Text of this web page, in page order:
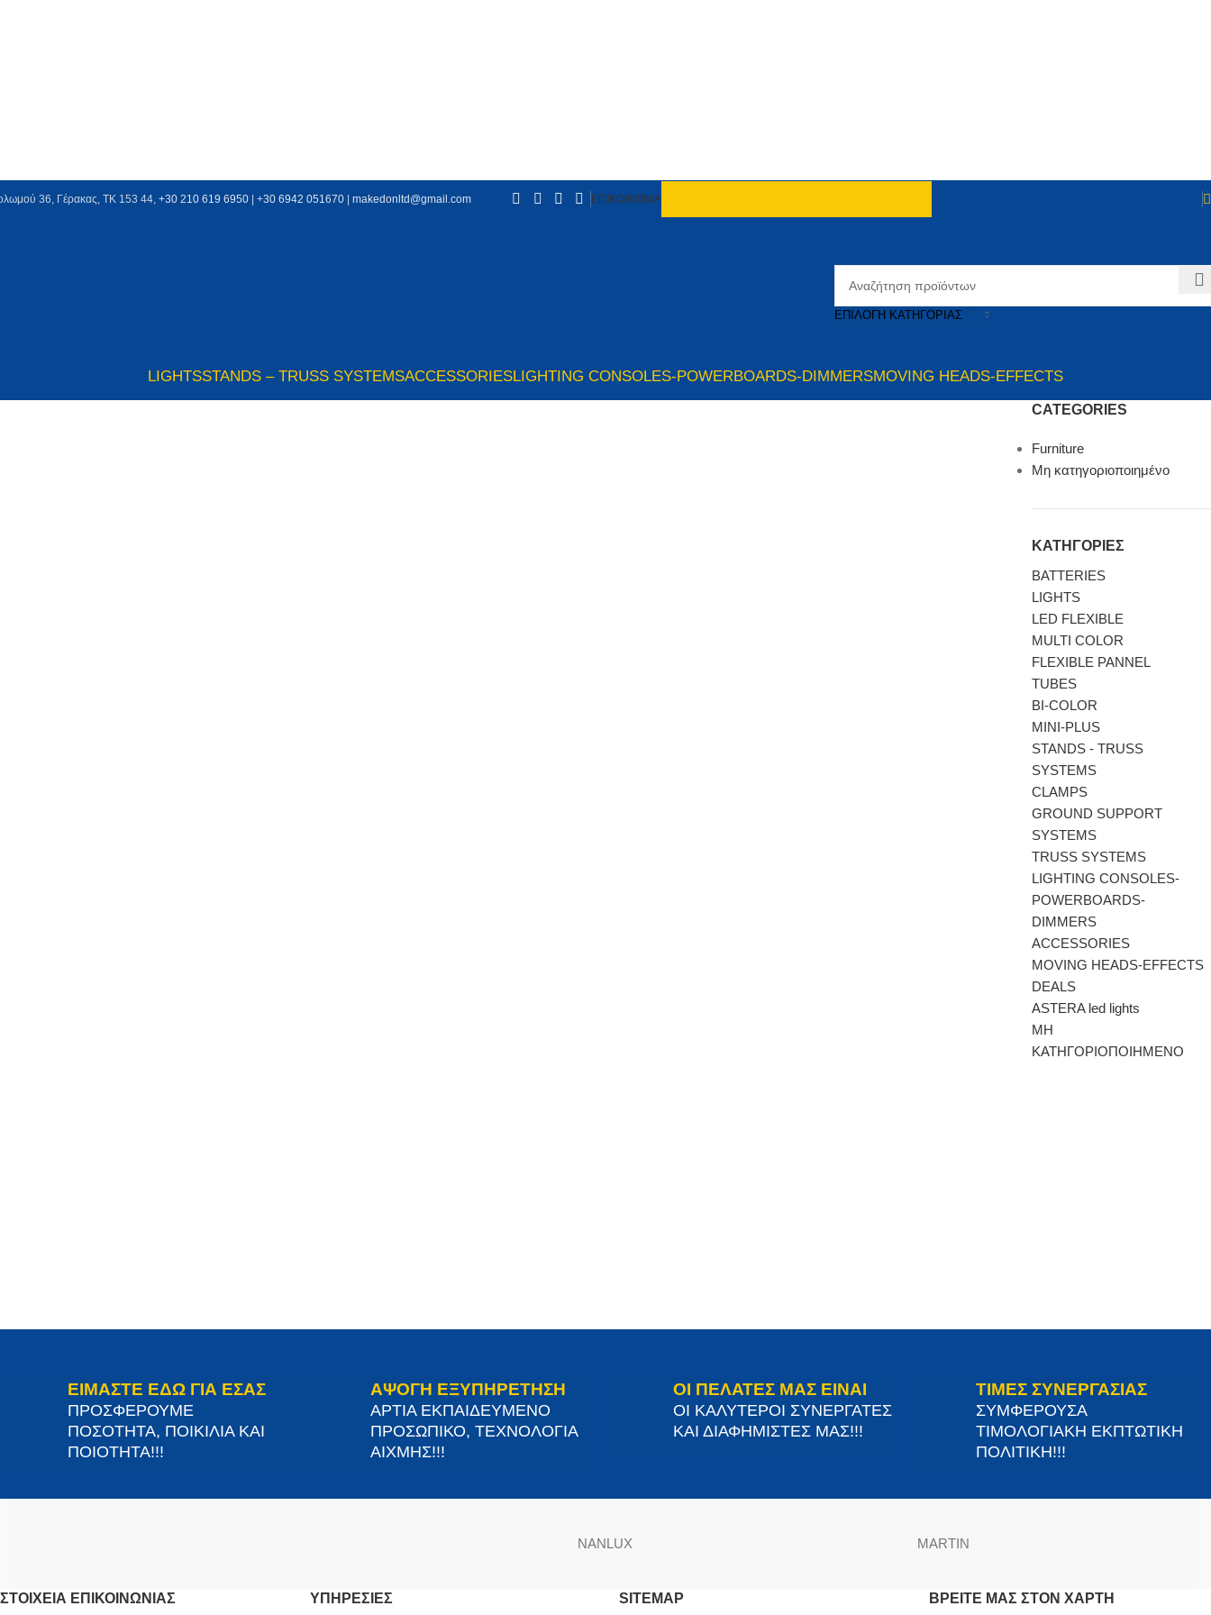
36, Γέρακας, ΤΚ 153 44, +30 210 619 6950 | +30 6942 051670 makedonltd@gmail.com ΕΠΙΚΟΙΝΩΝΙΑ
ΕΠΙΛΟΓΉ ΚΑΤΗΓΟΡΊΑΣ
LIGHTSSTANDS – TRUSS SYSTEMSACCESSORIESLIGHTING CONSOLES-POWERBOARDS-DIMMERSMOVING HEADS-EFFECTS
CATEGORIES
Furniture
Μη κατηγοριοποιημένο
ΚΑΤΗΓΟΡΙΕΣ
BATTERIES
LIGHTS
LED FLEXIBLE
MULTI COLOR
FLEXIBLE PANNEL
TUBES
BI-COLΟR
MINI-PLUS
STANDS - TRUSS
SYSTEMS
CLAMPS
GROUND SUPPORT
SYSTEMS
TRUSS SYSTEMS
LIGHTING CONSOLES-
POWERBOARDS-
DIMMERS
ACCESSORIES
MOVING HEADS-EFFECTS
DEALS
ASTERA led lights
ΜΗ
ΚΑΤΗΓΟΡΙΟΠΟΙΗΜΕΝΟ
ΕΙΜΑΣΤΕ ΕΔΩ ΓΙΑ ΕΣΑΣ
ΠΡΟΣΦΕΡΟΥΜΕ
ΠΟΣΟΤΗΤΑ, ΠΟΙΚΙΛΙΑ ΚΑΙ
ΠΟΙΟΤΗΤΑ!!!
ΑΨΟΓΗ ΕΞΥΠΗΡΕΤΗΣΗ
ΑΡΤΙΑ ΕΚΠΑΙΔΕΥΜΕΝΟ
ΠΡΟΣΩΠΙΚΟ, ΤΕΧΝΟΛΟΓΙΑ
ΑΙΧΜΗΣ!!!
ΟΙ ΠΕΛΑΤΕΣ ΜΑΣ ΕΙΝΑΙ
ΟΙ ΚΑΛΥΤΕΡΟΙ ΣΥΝΕΡΓΑΤΕΣ
ΚΑΙ ΔΙΑΦΗΜΙΣΤΕΣ ΜΑΣ!!!
ΤΙΜΕΣ ΣΥΝΕΡΓΑΣΙΑΣ
ΣΥΜΦΕΡΟΥΣΑ
ΤΙΜΟΛΟΓΙΑΚΗ ΕΚΠΤΩΤΙΚΗ
ΠΟΛΙΤΙΚΗ!!!
NANLUX MARTIN
ΣΤΟΙΧΕΊΑ ΕΠΙΚΟΙΝΩΝΊΑΣ ΥΠΗΡΕΣΙΕΣ SITEMAP ΒΡΕΊΤΕ ΜΑΣ ΣΤΟΝ ΧΆΡΤΗ